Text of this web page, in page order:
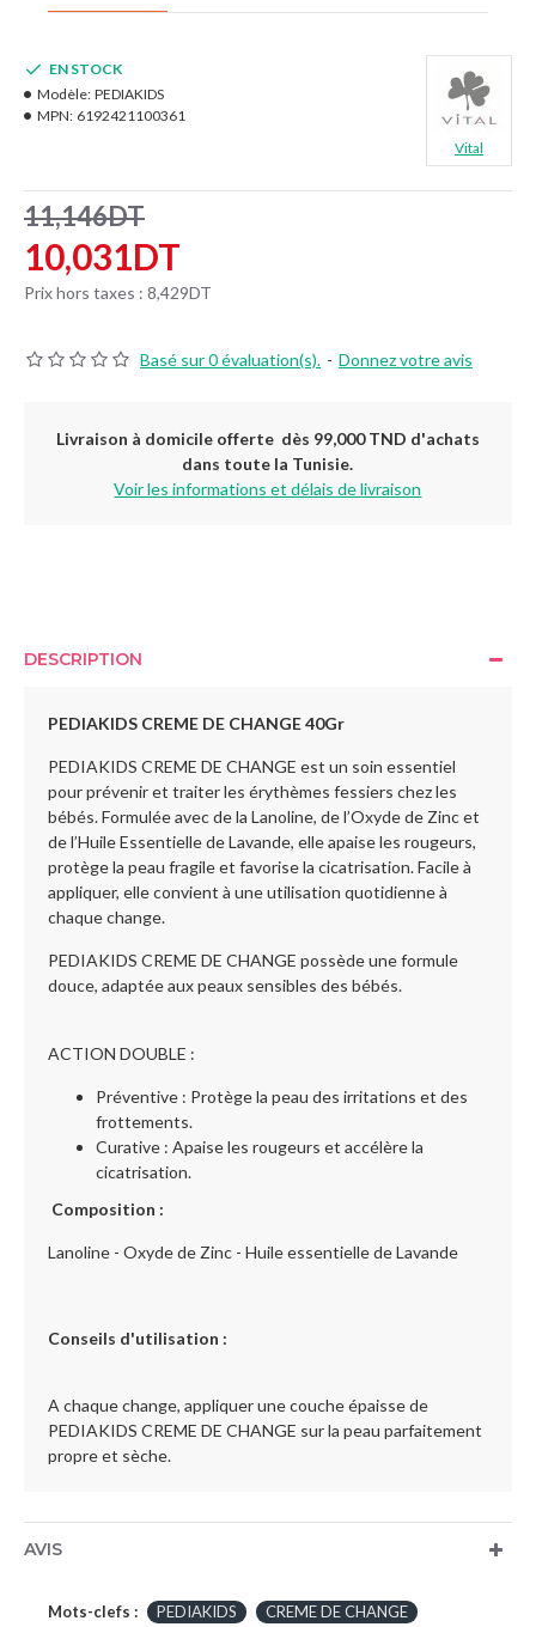
Basé sur 0 évaluation(s). - Donnez votre avis
10,031DT
11,146DT
Prix hors taxes : 8,429DT
EN STOCK
Modèle: PEDIAKIDS
MPN: 6192421100361
Vital
Livraison à domicile offerte dès 99,000 TND d'achats
dans toute la Tunisie.
Voir les informations et délais de livraison
DESCRIPTION
PEDIAKIDS CREME DE CHANGE 40Gr
PEDIAKIDS CREME DE CHANGE est un soin essentiel
pour prévenir et traiter les érythèmes fessiers chez les
bébés. Formulée avec de la Lanoline, de l’Oxyde de Zinc et
de l’Huile Essentielle de Lavande, elle apaise les rougeurs,
protège la peau fragile et favorise la cicatrisation. Facile à
appliquer, elle convient à une utilisation quotidienne à
chaque change.
PEDIAKIDS CREME DE CHANGE possède une formule
douce, adaptée aux peaux sensibles des bébés.
ACTION DOUBLE :
Préventive : Protège la peau des irritations et des
frottements.
Curative : Apaise les rougeurs et accélère la
cicatrisation.
Composition :
Lanoline - Oxyde de Zinc - Huile essentielle de Lavande
Conseils d'utilisation :
A chaque change, appliquer une couche épaisse de
PEDIAKIDS CREME DE CHANGE sur la peau parfaitement
propre et sèche.
AVIS
Mots-clefs : PEDIAKIDS CREME DE CHANGE